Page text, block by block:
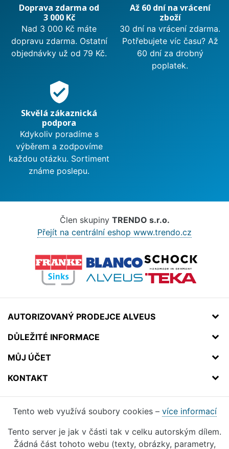
Doprava zdarma od
3 000 Kč
Nad 3 000 Kč máte
dopravu zdarma. Ostatní
objednávky už od 79 Kč.
Až 60 dní na vrácení
zboží
30 dní na vrácení zdarma.
Potřebujete víc času? Až
60 dní za drobný
poplatek.
verified_user
Skvělá zákaznická
podpora
Kdykoliv poradíme s
výběrem a zodpovíme
každou otázku. Sortiment
známe poslepu.
Člen skupiny TRENDO s.r.o.
Přejít na centrální eshop www.trendo.cz
AUTORIZOVANÝ PRODEJCE ALVEUS
DŮLEŽITÉ INFORMACE
MŮJ ÚČET
KONTAKT
Tento web využívá soubory cookies – více informací
Tento server je jak v části tak v celku autorským dílem.
Žádná část tohoto webu (texty, obrázky, parametry,